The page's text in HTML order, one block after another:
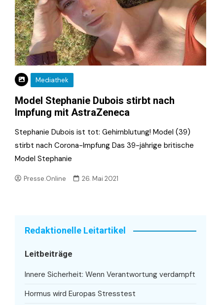
Mediathek
Model Stephanie Dubois stirbt nach
Impfung mit AstraZeneca
Stephanie Dubois ist tot: Gehirnblutung! Model (39)
stirbt nach Corona-Impfung Das 39-jährige britische
Model Stephanie
Presse.Online 26. Mai 2021
Redaktionelle Leitartikel
Leitbeiträge
Innere Sicherheit: Wenn Verantwortung verdampft
Hormus wird Europas Stresstest